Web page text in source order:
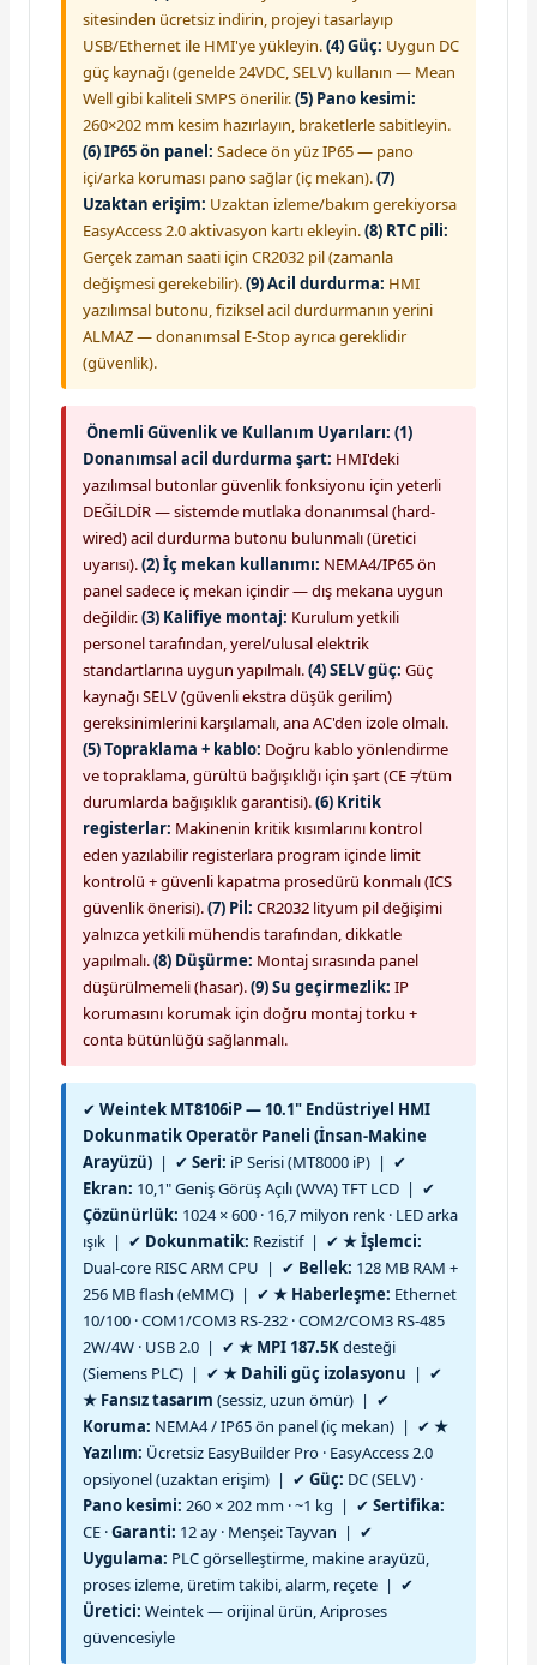
sitesinden ücretsiz indirin, projeyi tasarlayıp
USB/Ethernet ile HMI'ye yükleyin.(4) Güç: Uygun DC
güç kaynağı (genelde 24VDC, SELV) kullanın — Mean
Well gibi kaliteli SMPS önerilir.(5) Pano kesimi:
260×202 mm kesim hazırlayın, braketlerle sabitleyin.
(6) IP65 ön panel: Sadece ön yüz IP65 — pano
içi/arka koruması pano sağlar (iç mekan).(7)
Uzaktan erişim: Uzaktan izleme/bakım gerekiyorsa
EasyAccess 2.0 aktivasyon kartı ekleyin.(8) RTC pili:
Gerçek zaman saati için CR2032 pil (zamanla
değişmesi gerekebilir).(9) Acil durdurma: HMI
yazılımsal butonu, fiziksel acil durdurmanın yerini
ALMAZ — donanımsal E-Stop ayrıca gereklidir
(güvenlik).
Önemli Güvenlik ve Kullanım Uyarıları: (1)
Donanımsal acil durdurma şart: HMI'deki
yazılımsal butonlar güvenlik fonksiyonu için yeterli
DEĞİLDİR — sistemde mutlaka donanımsal (hard-
wired) acil durdurma butonu bulunmalı (üretici
uyarısı).(2) İç mekan kullanımı: NEMA4/IP65 ön
panel sadece iç mekan içindir — dış mekana uygun
değildir.(3) Kalifiye montaj: Kurulum yetkili
personel tarafından, yerel/ulusal elektrik
standartlarına uygun yapılmalı.(4) SELV güç: Güç
kaynağı SELV (güvenli ekstra düşük gerilim)
gereksinimlerini karşılamalı, ana AC'den izole olmalı.
(5) Topraklama + kablo: Doğru kablo yönlendirme
ve topraklama, gürültü bağışıklığı için şart (CE ≠ tüm
durumlarda bağışıklık garantisi).(6) Kritik
registerlar: Makinenin kritik kısımlarını kontrol
eden yazılabilir registerlara program içinde limit
kontrolü + güvenli kapatma prosedürü konmalı (ICS
güvenlik önerisi).(7) Pil: CR2032 lityum pil değişimi
yalnızca yetkili mühendis tarafından, dikkatle
yapılmalı.(8) Düşürme: Montaj sırasında panel
düşürülmemeli (hasar).(9) Su geçirmezlik: IP
korumasını korumak için doğru montaj torku +
conta bütünlüğü sağlanmalı.
✔ Weintek MT8106iP — 10.1" Endüstriyel HMI
Dokunmatik Operatör Paneli (İnsan-Makine
Arayüzü) | ✔ Seri: iP Serisi (MT8000 iP) | ✔
Ekran: 10,1" Geniş Görüş Açılı (WVA) TFT LCD | ✔
Çözünürlük: 1024 × 600 · 16,7 milyon renk · LED arka
ışık | ✔ Dokunmatik: Rezistif | ✔ ★ İşlemci:
Dual-core RISC ARM CPU | ✔ Bellek: 128 MB RAM +
256 MB flash (eMMC) | ✔ ★ Haberleşme: Ethernet
10/100 · COM1/COM3 RS-232 · COM2/COM3 RS-485
2W/4W · USB 2.0 | ✔ ★ MPI 187.5Kdesteği
(Siemens PLC) | ✔ ★ Dahili güç izolasyonu | ✔
★ Fansız tasarım (sessiz, uzun ömür) | ✔
Koruma: NEMA4 / IP65 ön panel (iç mekan) | ✔ ★
Yazılım: Ücretsiz EasyBuilder Pro · EasyAccess 2.0
opsiyonel (uzaktan erişim) | ✔ Güç: DC (SELV) ·
Pano kesimi: 260 × 202 mm · ~1 kg | ✔ Sertifika:
CE ·Garanti: 12 ay · Menşei: Tayvan | ✔
Uygulama: PLC görselleştirme, makine arayüzü,
proses izleme, üretim takibi, alarm, reçete | ✔
Üretici: Weintek — orijinal ürün, Ariproses
güvencesiyle